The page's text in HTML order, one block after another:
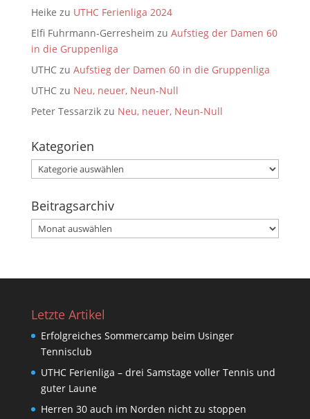
Heike zu UTHC Ferienliga 2024
Elfi Fuhrmann-Gerresheim zu Aufstieg der Damen 60
in die Gruppenliga
UTHCzu Aufstieg der Damen 60 in die Gruppenliga
UTHCzu Neu, neuer, Neun-Null
Peter Tessarzikzu Neu, neuer, Neun-Null
Kategorien
Kategorien
Beitragsarchiv
Beitragsarchiv
Letzte Artikel
Erfolgreiches Sommercamp beim Usinger
Tennisclub
UTHC Ferienliga – drei Samstage voller Tennis und
guter Laune
Herren 30 auch im Norden nicht zu stoppen